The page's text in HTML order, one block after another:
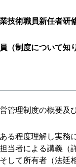
技術職員新任者研修
（制度について
管理制度の概要及
る程度理解し実務
当者による講義（
して所有者（法廷